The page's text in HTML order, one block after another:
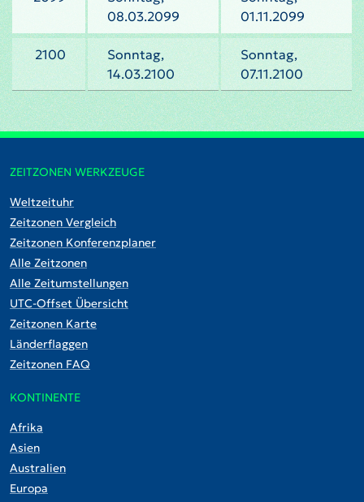
08.03.2099
01.11.2099
2100
Sonntag,
14.03.2100
Sonntag,
07.11.2100
ZEITZONEN WERKZEUGE
Weltzeituhr
Zeitzonen Vergleich
Zeitzonen Konferenzplaner
Alle Zeitzonen
Alle Zeitumstellungen
UTC-Offset Übersicht
Zeitzonen Karte
Länderflaggen
Zeitzonen FAQ
KONTINENTE
Afrika
Asien
Australien
Europa